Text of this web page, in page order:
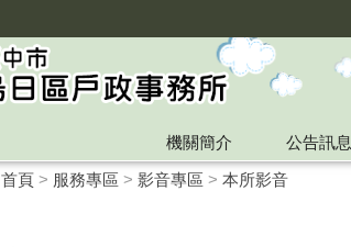
機關簡介 公告訊息
首頁> 服務專區 > 影音專區 > 本所影音